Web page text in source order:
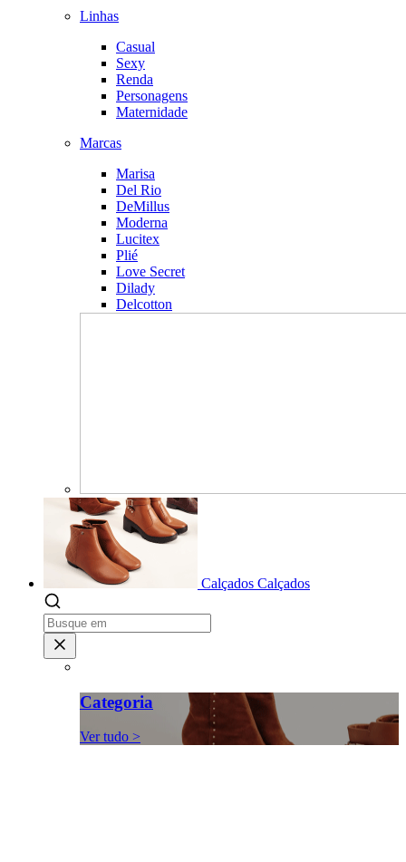
Linhas
Casual
Sexy
Renda
Personagens
Maternidade
Marcas
Marisa
Del Rio
DeMillus
Moderna
Lucitex
Plié
Love Secret
Dilady
Delcotton
Calçados Calçados
Categoria
Ver tudo >